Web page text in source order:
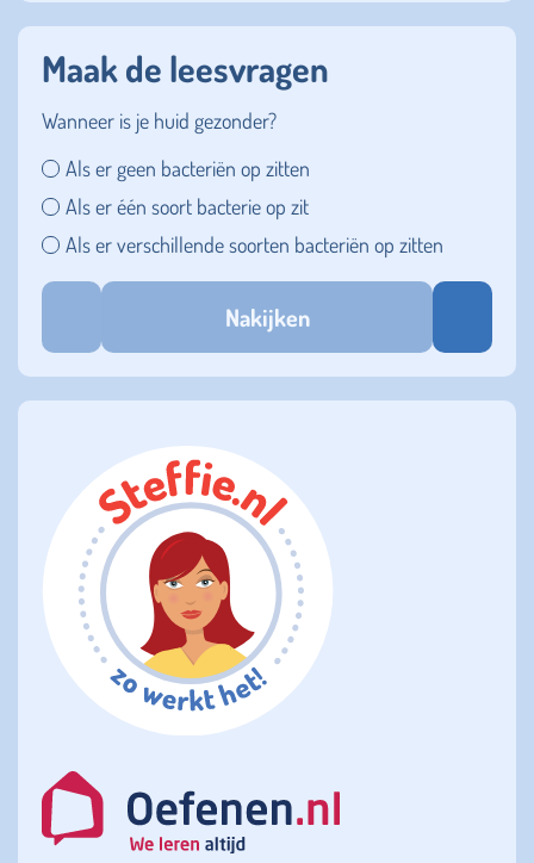
Maak de leesvragen
Wanneer is je huid gezonder?
Als er geen bacteriën op zitten
Als er één soort bacterie op zit
Als er verschillende soorten bacteriën op zitten
Nakijken